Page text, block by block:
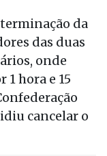
da
das duas
onde
hora e 15
cancelar o